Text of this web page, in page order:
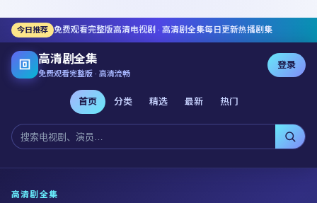
今日推荐 免费观看完整版高清电视剧 · 高清剧全集每日更新热播剧集
高清剧全集
免费观看完整版 · 高清流畅
首页 分类 精选 最新 热门
登录
高清剧全集